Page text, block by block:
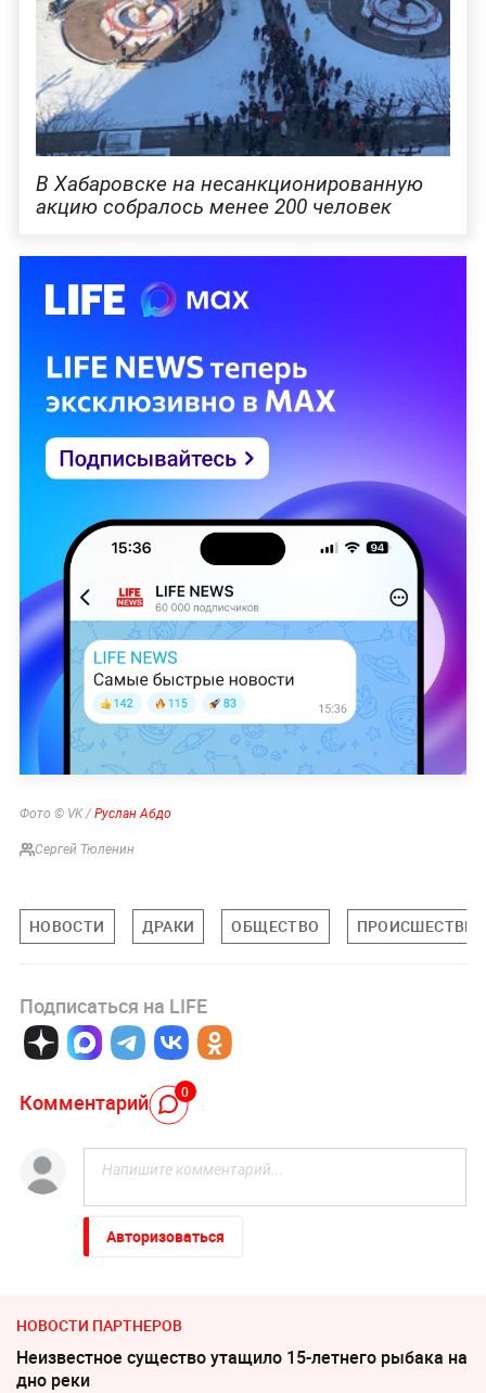
В Хабаровске на несанкционированную
акцию собралось менее 200 человек
Фото © VK / Руслан Абдо
Сергей Тюленин
НОВОСТИ ДРАКИ ОБЩЕСТВО ПРОИСШЕСТВИЯ
Подписаться на LIFE
Комментарий 0
Авторизоваться
НОВОСТИ ПАРТНЕРОВ
Неизвестное существо утащило 15-летнего рыбака на
дно реки